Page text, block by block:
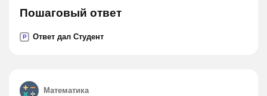
Пошаговый ответ
P Ответ дал Студент
Математика